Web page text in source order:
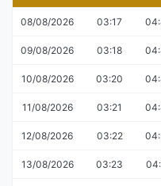
08/08/2026 03:17
09/08/2026 03:18
10/08/2026 03:20
11/08/2026 03:21
12/08/2026 03:22
13/08/2026 03:23